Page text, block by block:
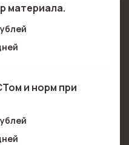
материала.
и норм при